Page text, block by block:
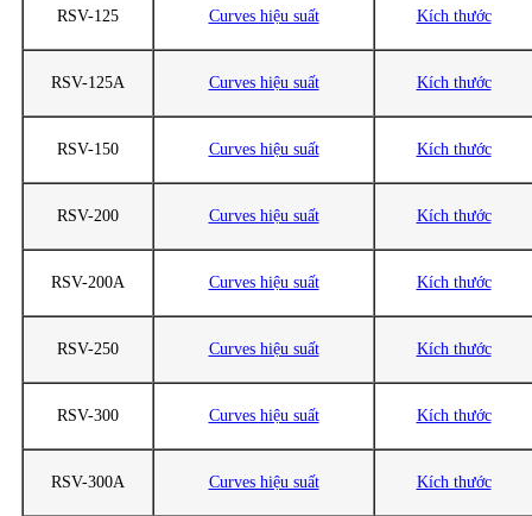
RSV-125 Curves hiệu suất Kích thước
RSV-125A Curves hiệu suất Kích thước
RSV-150 Curves hiệu suất Kích thước
RSV-200 Curves hiệu suất Kích thước
RSV-200A Curves hiệu suất Kích thước
RSV-250 Curves hiệu suất Kích thước
RSV-300 Curves hiệu suất Kích thước
RSV-300A Curves hiệu suất Kích thước